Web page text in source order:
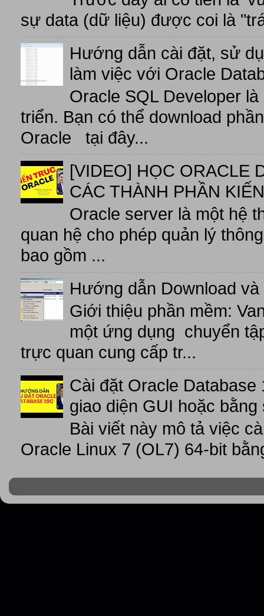
sự data (dữ liệu) được coi là
Hướng dẫn cài đặt, sử
làm việc với Oracle
Oracle SQL Developer
triển. Bạn có thể download
Oracle tại đây...
[VIDEO] HỌC ORACLE
CÁC THÀNH PHẦN
Oracle server là một hệ
quan hệ cho phép quản lý
bao gồm ...
Hướng dẫn Download
Giới thiệu phần mềm:
một ứng dụng chuyển
trực quan cung cấp tr...
Cài đặt Oracle
giao diện GUI hoặc bằng
Bài viết này mô tả việc
Oracle Linux 7 (OL7) 64-bit